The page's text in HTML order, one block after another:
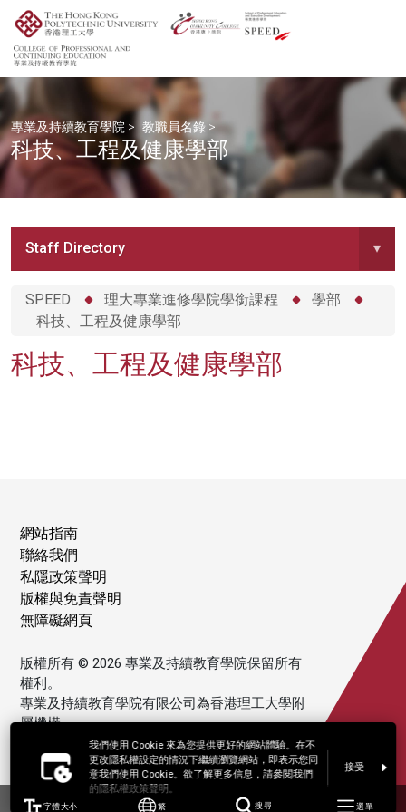
我們使用 Cookie 來為您提供更好的網站體驗。在不
更改隱私權設定的情況下繼續瀏覽網站，即表示您同
意我們使用 Cookie。欲了解更多信息，請參閱我們
的隱私權政策聲明。
接受
字體大小 繁 搜尋 選單
專業及持續教育學院 > 教職員名錄 >
科技、工程及健康學部
Staff Directory ▾
SPEED 理大專業進修學院學銜課程
學部
科技、工程及健康學部
科技、工程及健康學部
網站指南
聯絡我們
私隱政策聲明
版權與免責聲明
無障礙網頁
版權所有 © 2026 專業及持續教育學院保留所有
權利。
專業及持續教育學院有限公司為香港理工大學附
屬機構。